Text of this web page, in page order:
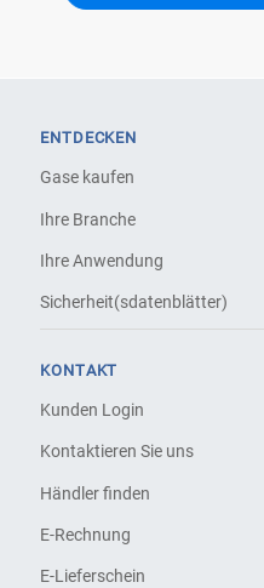
ENTDECKEN
Gase kaufen
Ihre Branche
Ihre Anwendung
Sicherheit(sdatenblätter)
KONTAKT
Kunden Login
Kontaktieren Sie uns
Händler finden
E-Rechnung
E-Lieferschein